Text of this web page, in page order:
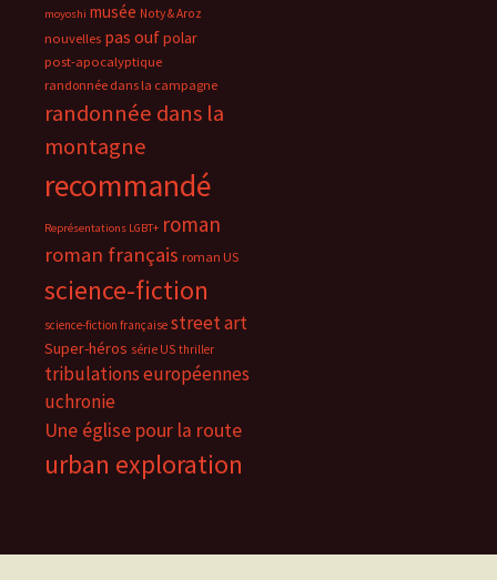
moyoshi musée Noty & Aroz
nouvelles pas oufpolar
post-apocalyptique
randonnée dans la campagne
randonnée dans la
montagne
recommandé
Représentations LGBT+ roman
roman français roman US
science-fiction
science-fiction française street art
Super-héros série US thriller
tribulations européennes
uchronie
Une église pour la route
urban exploration